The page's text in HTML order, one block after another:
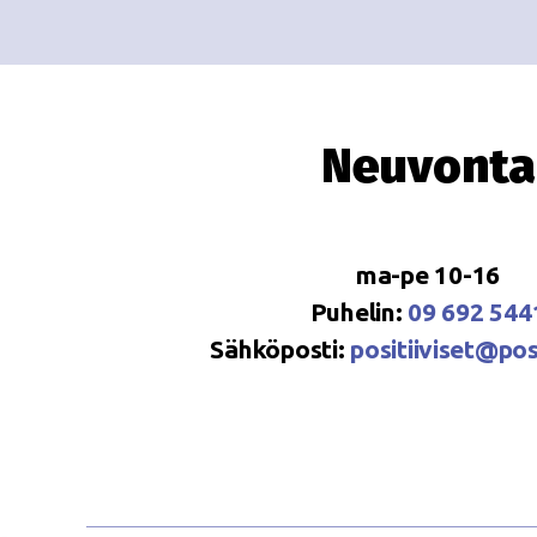
Neuvonta
ma-pe 10-16
Puhelin: 09 692
Sähköposti: